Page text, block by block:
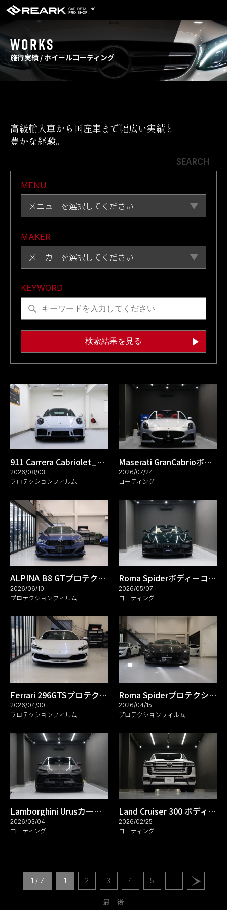
WORKS
施行実績 / ホイールコーティング
高級輸入車から国産車まで幅広い実績と
豊かな経験。
SEARCH
MENU
メニューを選択してください
MAKER
メーカーを選択してください
KEYWORD
検索結果を見る
911 Carrera Cabriolet_プロテクションフィルム_REARK(リアーク)施工実績ブログ
2026/08/03
プロテクションフィルム
Maserati GranCabrioボディーコーティング_REARK(リアーク)施工実績ブログ
2026/07/24
コーティング
ALPINA B8 GTプロテクションフィルム_REARK(リアーク)施工実績ブログ
2026/06/10
プロテクションフィルム
Roma Spiderボディーコーティング_REARK(リアーク)施工実績ブログ
2026/05/07
コーティング
Ferrari 296GTSプロテクションフィルム_REARK(リアーク)施工実績ブログ
2026/04/30
プロテクションフィルム
Roma Spiderプロテクションフィルム_REARK(リアーク)施工実績ブログ
2026/04/15
プロテクションフィルム
Lamborghini Urusカーコーティング_REARK(リアーク)施工実績ブログ
2026/03/04
コーティング
Land Cruiser 300 ボディーガラスコーティング_リアーク施工実績ブログ
2026/02/25
コーティング
1 / 7 1 2 3 4 5 …